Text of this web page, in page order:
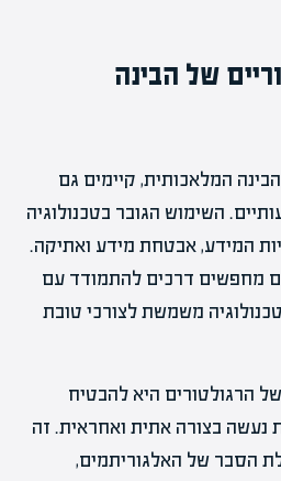
של הבינה
המלאכותית, קיימים גם
השימוש הגובר בטכנולוגיה
המידע, אבטחת מידע ואתיקה.
מחפשים דרכים להתמודד עם
משמשת לצורכי טובת
הרגולטורים היא להבטיח
נעשה בצורה אתית ואחראית. זה
הסבר של האלגוריתמים,